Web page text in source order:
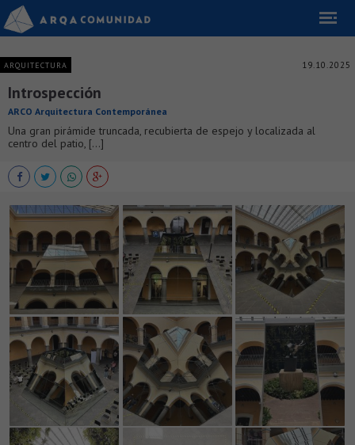
ARQUITECTURA 19.10.2025
Introspección
ARCO Arquitectura Contemporánea
Una gran pirámide truncada, recubierta de espejo y localizada al
centro del patio, [...]